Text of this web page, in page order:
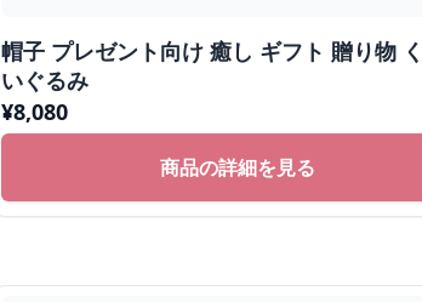
帽子 プレゼント向け 癒し ギフト 贈り物
いぐるみ
¥8,080
商品の詳細を見る